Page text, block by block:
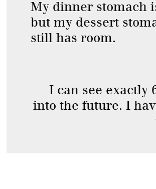
My dinner stomach
but my dessert
still has room.
I can see exactly
into the future. I